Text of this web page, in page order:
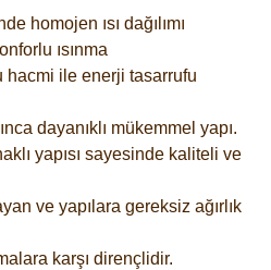
homojen ısı dağılımı
ısınma
ile enerji tasarrufu
dayanıklı mükemmel yapı.
yapısı sayesinde kaliteli ve
ve yapılara gereksiz ağırlık
karşı dirençlidir.